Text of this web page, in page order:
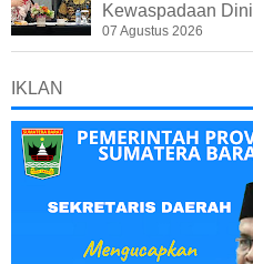
Kewaspadaan Dini
07 Agustus 2026
IKLAN